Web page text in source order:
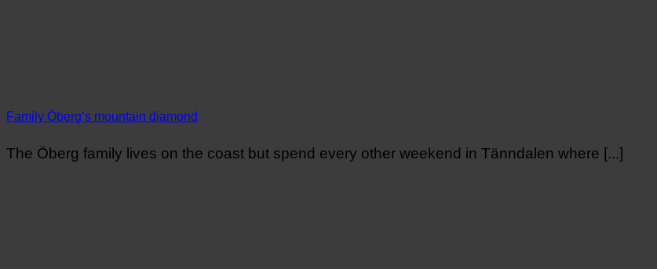
Family Öberg’s mountain diamond
The Öberg family lives on the coast but spend every other weekend in Tänndalen where [...]